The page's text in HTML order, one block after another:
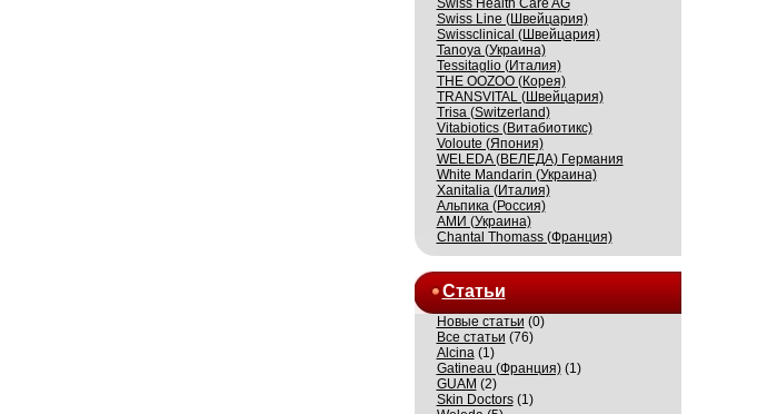
Swiss Health Care AG
Swiss Line (Швейцария)
Swissсlinical (Швейцария)
Tanoya (Украина)
Tessitaglio (Италия)
THE OOZOO (Корея)
TRANSVITAL (Швейцария)
Trisa (Switzerland)
Vitabiotics (Витабиотикс)
Voloute (Япония)
WELEDA (ВЕЛЕДА) Германия
White Mandarin (Украина)
Xanitalia (Италия)
Альпика (Россия)
АМИ (Украина)
Сhantal Thomass (Франция)
Статьи
Новые статьи (0)
Все статьи (76)
Alcina(1)
Gatineau (Франция)(1)
GUAM (2)
Skin Doctors(1)